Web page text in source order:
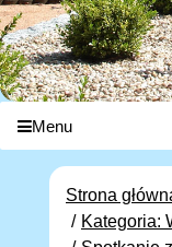
Menu
Strona
Kategoria: